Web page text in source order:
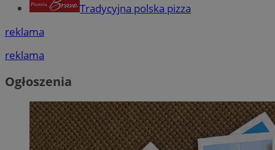
Tradycyjna polska pizza
reklama
reklama
Ogłoszenia